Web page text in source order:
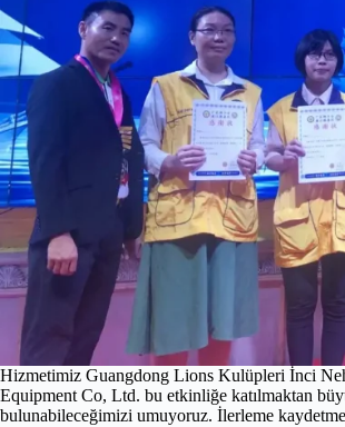
Hizmetimiz Guangdong Lions Kulüpleri İnci
Equipment Co, Ltd. bu etkinliğe katılmaktan
bulunabileceğimizi umuyoruz. İlerleme